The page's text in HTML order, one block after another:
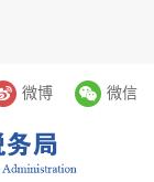
微博 微信